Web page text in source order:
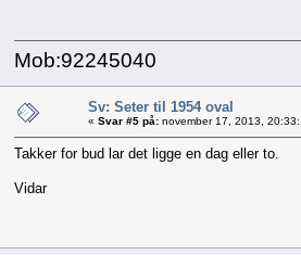
Mob:92245040
Sv: Seter til 1954 oval
« Svar #5 på: november 17, 2013,
Takker for bud lar det ligge en dag eller to.
Vidar